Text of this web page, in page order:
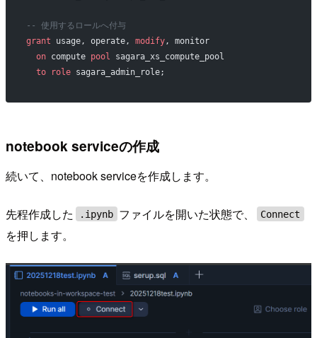
-- 使用するロールへ付与
grant usage, operate, modify, monitor
  on
compute pool
sagara_xs_compute_pool
  to
role sagara_admin_role;
notebook serviceの作成
続いて、notebook serviceを作成します。
先程作成した .ipynb ファイルを開いた状態で、 Connect
を押します。